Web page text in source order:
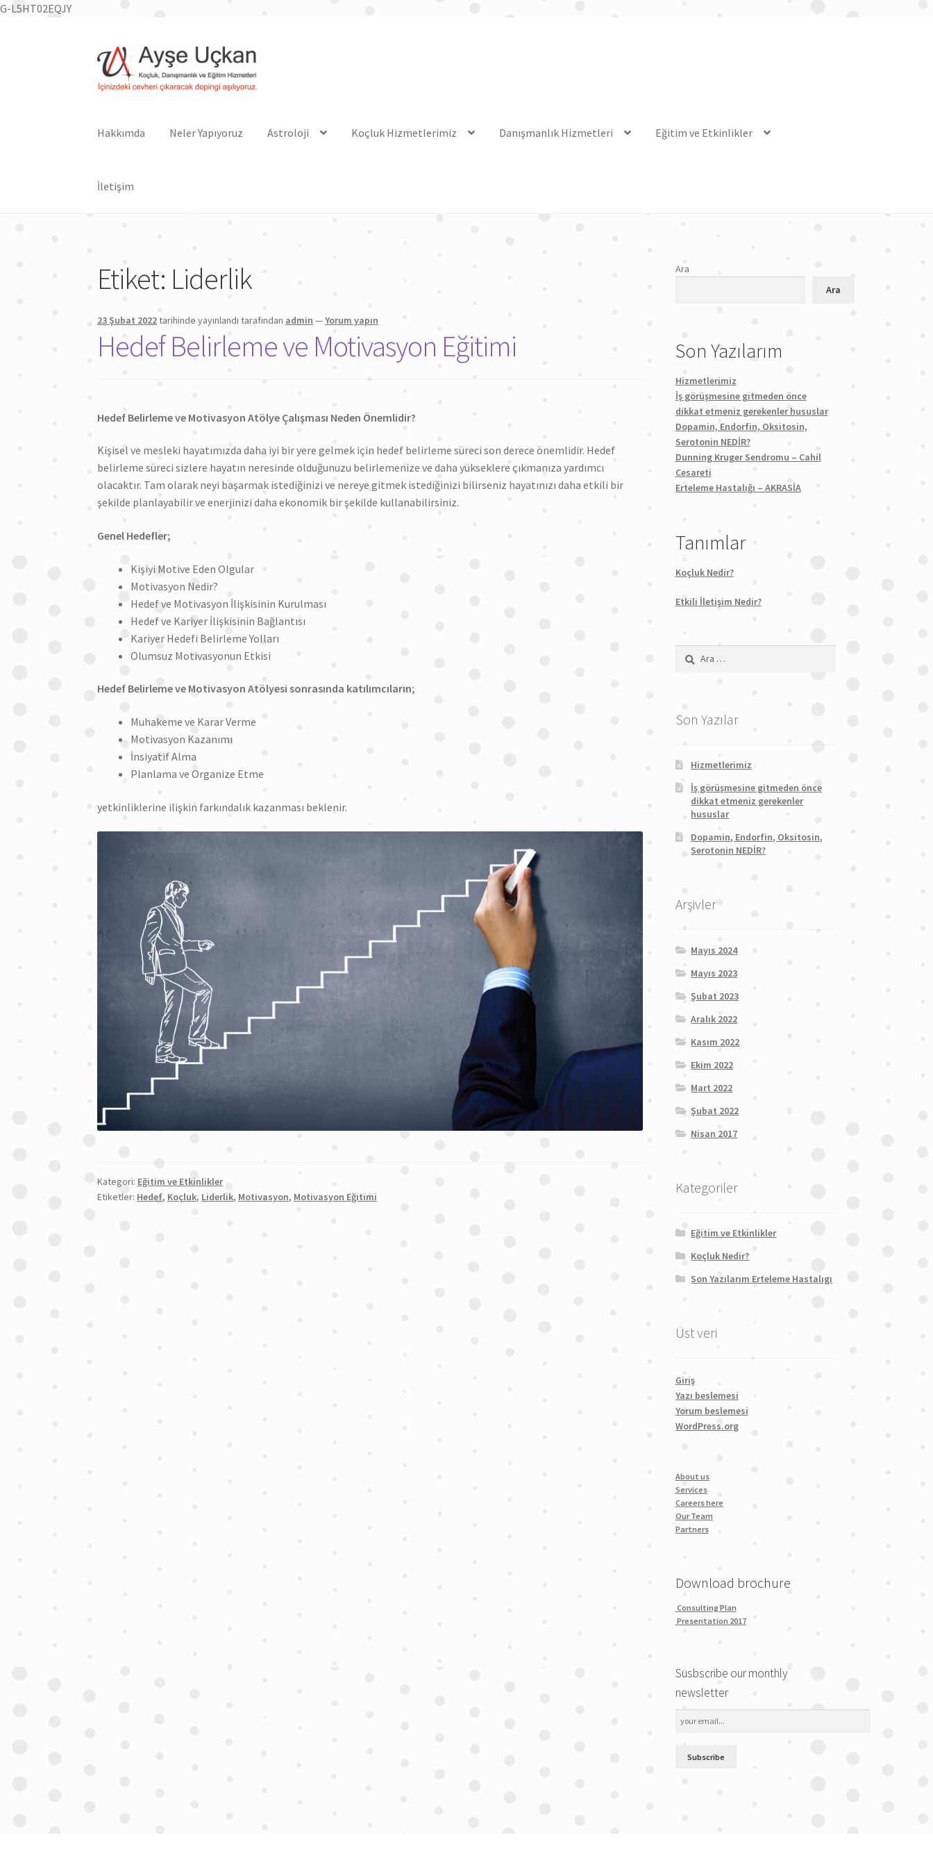
G-L5HT02EQJY
Dolaşıma
geç
İçeriğe
geç
Hakkımda Neler Yapıyoruz Astroloji Koçluk Hizmetlerimiz Danışmanlık Hizmetleri Eğitim ve Etkinlikler
İletişim
Etiket: Liderlik
23 Şubat 2022tarihinde yayınlandı tarafından admin —Yorum yapın
Hedef Belirleme ve Motivasyon Eğitimi
Hedef Belirleme ve Motivasyon Atölye Çalışması Neden Önemlidir?
Kişisel ve mesleki hayatımızda daha iyi bir yere gelmek için hedef belirleme süreci son derece önemlidir. Hedef
belirleme süreci sizlere hayatın neresinde olduğunuzu belirlemenize ve daha yükseklere çıkmanıza yardımcı
olacaktır. Tam olarak neyi başarmak istediğinizi ve nereye gitmek istediğinizi bilirseniz hayatınızı daha etkili bir
şekilde planlayabilir ve enerjinizi daha ekonomik bir şekilde kullanabilirsiniz.
Genel Hedefler;
Kişiyi Motive Eden Olgular
Motivasyon Nedir?
Hedef ve Motivasyon İlişkisinin Kurulması
Hedef ve Kariyer İlişkisinin Bağlantısı
Kariyer Hedefi Belirleme Yolları
Olumsuz Motivasyonun Etkisi
Hedef Belirleme ve Motivasyon Atölyesi sonrasında katılımcıların;
Muhakeme ve Karar Verme
Motivasyon Kazanımı
İnsiyatif Alma
Planlama ve Organize Etme
yetkinliklerine ilişkin farkındalık kazanması beklenir.
Kategori: Eğitim ve Etkinlikler
Etiketler: Hedef, Koçluk, Liderlik, Motivasyon, Motivasyon Eğitimi
Ara
Ara
Son Yazılarım
Hizmetlerimiz
İş görüşmesine gitmeden önce
dikkat etmeniz gerekenler hususlar
Dopamin, Endorfin, Oksitosin,
Serotonin NEDİR?
Dunning Kruger Sendromu – Cahil
Cesareti
Erteleme Hastalığı – AKRASİA
Tanımlar
Koçluk Nedir?
Etkili İletişim Nedir?
Son Yazılar
Hizmetlerimiz
İş görüşmesine gitmeden önce
dikkat etmeniz gerekenler
hususlar
Dopamin, Endorfin, Oksitosin,
Serotonin NEDİR?
Arşivler
Mayıs 2024
Mayıs 2023
Şubat 2023
Aralık 2022
Kasım 2022
Ekim 2022
Mart 2022
Şubat 2022
Nisan 2017
Kategoriler
Eğitim ve Etkinlikler
Koçluk Nedir?
Son Yazılarım Erteleme Hastalıgı
Üst veri
Giriş
Yazı beslemesi
Yorum beslemesi
WordPress.org
About us
Services
Careers here
Our Team
Partners
Download brochure
Consulting Plan
Presentation 2017
Susbscribe our monthly
newsletter